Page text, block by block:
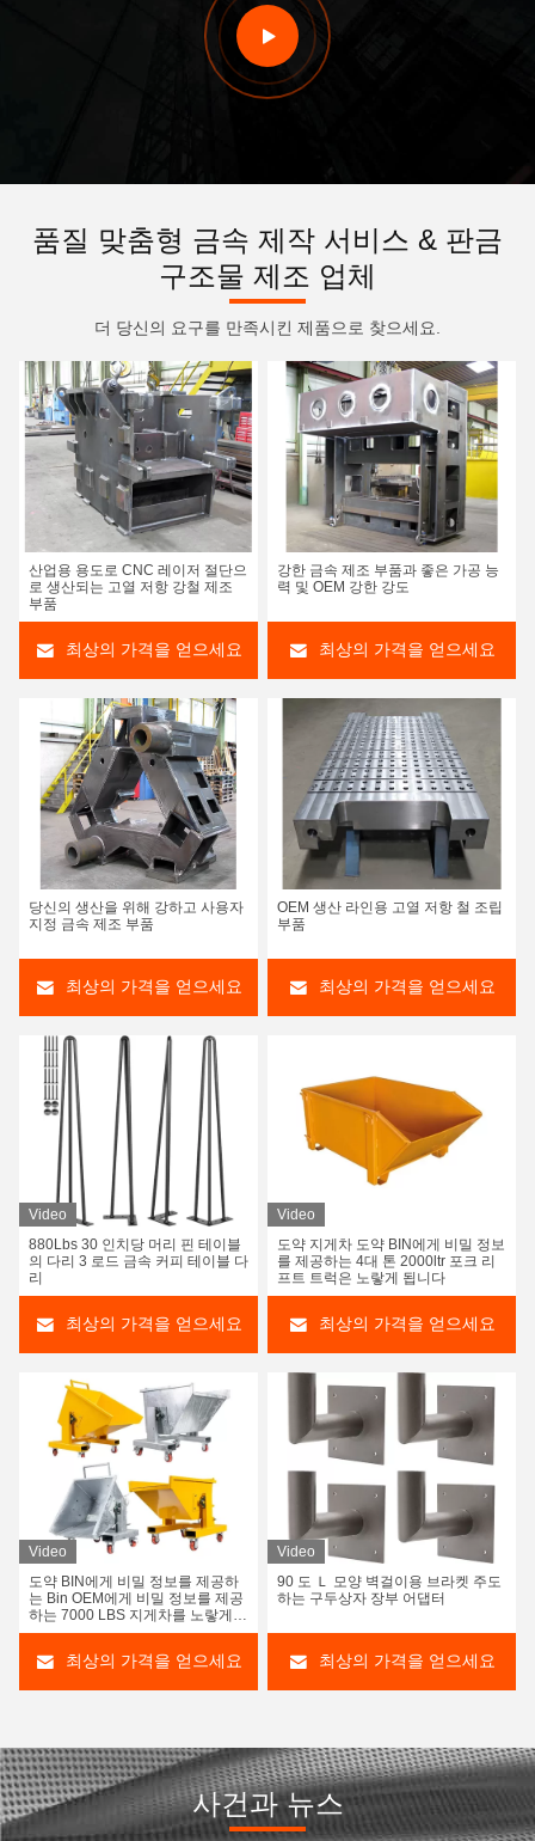
품질 맞춤형 금속 제작 서비스 & 판금
구조물 제조 업체
더 당신의 요구를 만족시킨 제품으로 찾으세요.
산업용 용도로 CNC 레이저 절단으
로 생산되는 고열 저항 강철 제조
부품
최상의 가격을 얻으세요
강한 금속 제조 부품과 좋은 가공 능
력 및 OEM 강한 강도
최상의 가격을 얻으세요
당신의 생산을 위해 강하고 사용자
지정 금속 제조 부품
최상의 가격을 얻으세요
OEM 생산 라인용 고열 저항 철 조립
부품
최상의 가격을 얻으세요
Video
880Lbs 30 인치당 머리 핀 테이블
의 다리 3 로드 금속 커피 테이블 다
리
최상의 가격을 얻으세요
Video
도약 지게차 도약 BIN에게 비밀 정보
를 제공하는 4대 톤 2000ltr 포크 리
프트 트럭은 노랗게 됩니다
최상의 가격을 얻으세요
Video
도약 BIN에게 비밀 정보를 제공하
는 Bin OEM에게 비밀 정보를 제공
하는 7000 LBS 지게차를 노랗게
하세요
최상의 가격을 얻으세요
Video
90 도 Ｌ 모양 벽걸이용 브라켓 주도
하는 구두상자 장부 어댑터
최상의 가격을 얻으세요
사건과 뉴스